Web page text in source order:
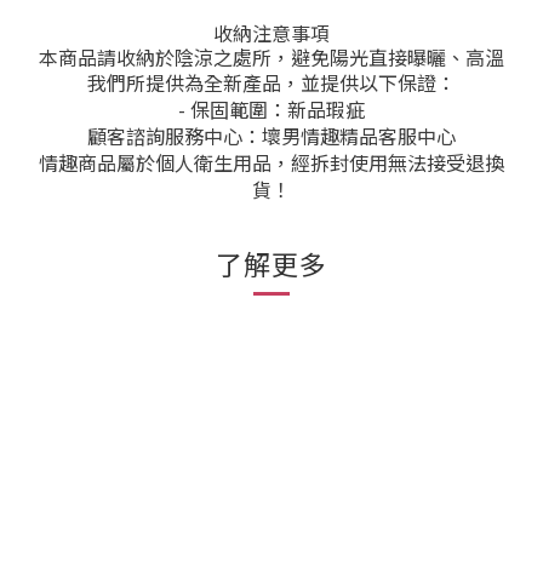
收納注意事項
本商品請收納於陰涼之處所，避免陽光直接曝曬、高溫
我們所提供為全新產品，並提供以下保證：
- 保固範圍：新品瑕疵
顧客諮詢服務中心：壞男情趣精品客服中心
情趣商品屬於個人衛生用品，經拆封使用無法接受退換
貨！
了解更多